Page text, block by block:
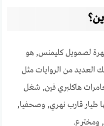
لصمويل كليمنس, هو
العديد من الروايات مثل
هاكلبري فين, شغل
طيار قارب نهري, وصحفيا,
ومخترع.